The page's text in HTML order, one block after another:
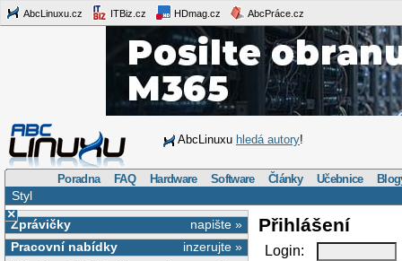
AbcLinuxu.cz ITBiz.cz HDmag.cz AbcPráce.cz
AbcLinuxu hledá autory!
Poradna FAQ Hardware Software Články Učebnice
Styl
×
napište »
Zprávičky
inzerujte »
Pracovní nabídky
Přihlášení
Login: